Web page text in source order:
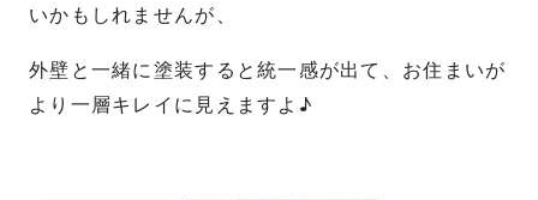
いかもしれませんが、
外壁と一緒に塗装すると統一感が出て、お住まいが
より一層キレイに見えますよ♪